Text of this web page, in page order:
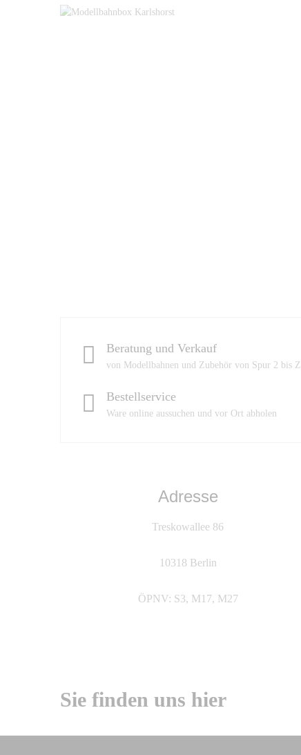
Beratung und Verkauf
von Modellbahnen und Zubehör von Spur 2 bis Z
Bestellservice
Ware online aussuchen und vor Ort abholen
Adresse
Treskowallee 86
10318 Berlin
ÖPNV: S3, M17, M27
Sie finden uns hier